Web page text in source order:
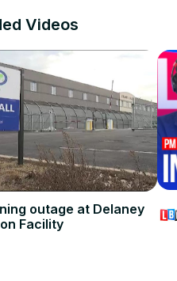
Videos
outage at Delaney
Facility